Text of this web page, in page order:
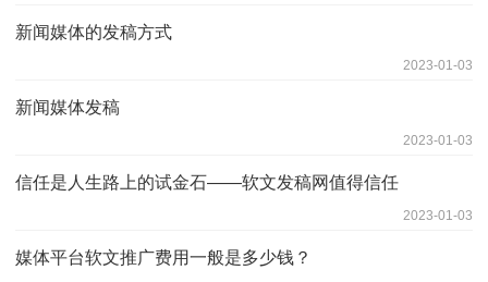
新闻媒体的发稿方式
2023-01-03
新闻媒体发稿
2023-01-03
信任是人生路上的试金石——软文发稿网值得信任
2023-01-03
媒体平台软文推广费用一般是多少钱？